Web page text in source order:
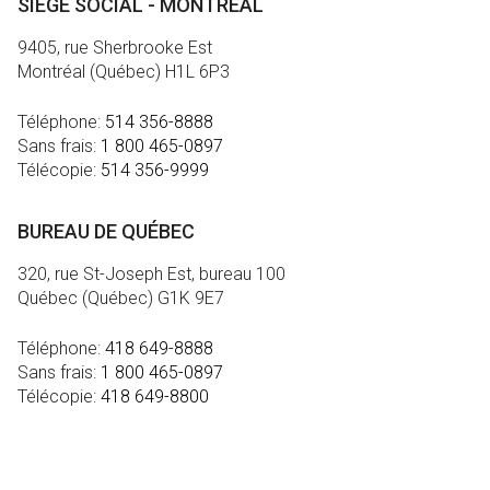
SIÈGE SOCIAL - MONTRÉAL
9405, rue Sherbrooke Est
Montréal (Québec) H1L 6P3
Téléphone: 514 356-8888
Sans frais: 1 800 465-0897
Télécopie: 514 356-9999
BUREAU DE QUÉBEC
320, rue St-Joseph Est, bureau 100
Québec (Québec) G1K 9E7
Téléphone: 418 649-8888
Sans frais: 1 800 465-0897
Télécopie: 418 649-8800